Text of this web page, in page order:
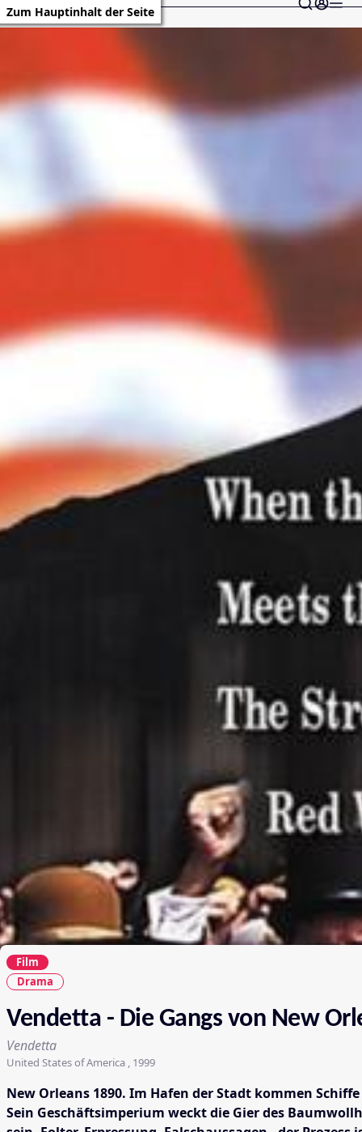
Zum Hauptinhalt der Seite
Film
Drama
Vendetta - Die Gangs von New
Vendetta
United States of America , 1999
New Orleans 1890. Im Hafen der Stadt kommen
Sein Geschäftsimperium weckt die Gier des